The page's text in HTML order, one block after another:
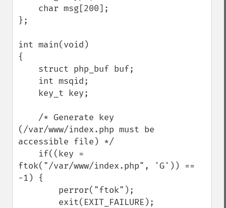
};
int main(void)
{
(/var/www/index.php must be
accessible file) */
ftok("/var/www/index.php", 'G')) ==
-1) {